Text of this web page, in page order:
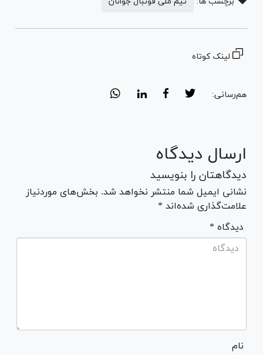
لینک کوتاه
هم‌رسانی:
ارسال دیدگاه
دیدگاهتان را بنویسید
نشانی ایمیل شما منتشر نخواهد شد. بخش‌های موردنیاز
علامت‌گذاری شده‌اند *
* دیدگاه
نام